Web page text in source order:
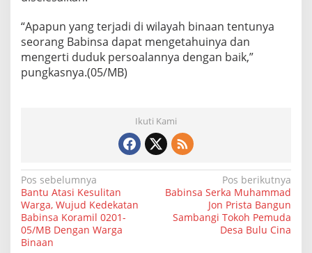
a
n
a
k
a
o
e
n
g
a
“Apapun yang terjadi di wilayah binaan tentunya
seorang Babinsa dapat mengetahuinya dan
mengerti duduk persoalannya dengan baik,”
pungkasnya.(05/MB)
Ikuti Kami
N
a
v
i
Pos sebelumnya
Bantu Atasi Kesulitan
Warga, Wujud Kedekatan
Babinsa Koramil 0201-
05/MB Dengan Warga
Binaan
Pos berikutnya
Babinsa Serka Muhammad
Jon Prista Bangun
Sambangi Tokoh Pemuda
Desa Bulu Cina